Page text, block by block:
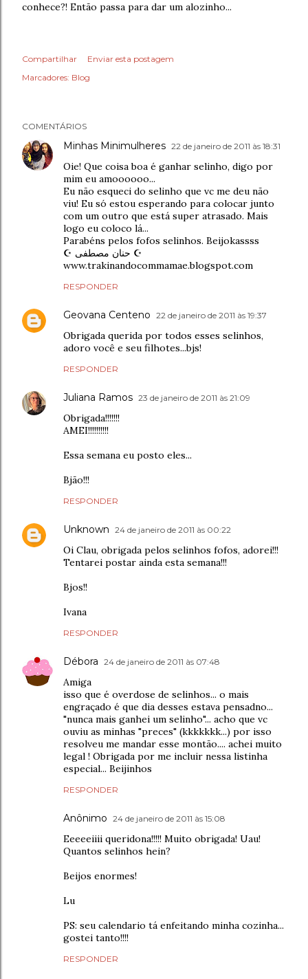
conhece?! Então passa para dar um alozinho...
Compartilhar
Enviar esta postagem
Marcadores: Blog
COMENTÁRIOS
Minhas Minimulheres 22 de janeiro de 2011 às 18:31
Oie! Que coisa boa é ganhar selinho, digo por
mim eu amoooooo...
Eu não esqueci do selinho que vc me deu não
viu! Eu só estou esperando para colocar junto
com um outro que está super atrasado. Mais
logo eu coloco lá...
Parabéns pelos fofos selinhos. Beijokassss
☪ حنان مصطفى ☪
www.trakinandocommamae.blogspot.com
RESPONDER
Geovana Centeno 22 de janeiro de 2011 às 19:37
Obrigada querida por todos esses selinhos,
adoro você e seu filhotes...bjs!
RESPONDER
Juliana Ramos 23 de janeiro de 2011 às 21:09
Obrigada!!!!!!!
AMEI!!!!!!!!!!
Essa semana eu posto eles...
Bjão!!!
RESPONDER
Unknown 24 de janeiro de 2011 às 00:22
Oi Clau, obrigada pelos selinhos fofos, adorei!!!
Tentarei postar ainda esta semana!!!
Bjos!!
Ivana
RESPONDER
Débora 24 de janeiro de 2011 às 07:48
Amiga
isso que é overdose de selinhos... o mais
engraçado é que dia desses estava pensadno...
"nunca mais ganhei um selinho"... acho que vc
ouviu as minhas "preces" (kkkkkkk...) por isso
resolveu me mandar esse montão.... achei muito
legal ! Obrigada por me incluir nessa listinha
especial... Beijinhos
RESPONDER
Anônimo 24 de janeiro de 2011 às 15:08
Eeeeeiiii queridona!!!!! Muito obrigada! Uau!
Quantos selinhos hein?
Beijos enormes!
Lu
PS: seu calendario tá enfeitando minha cozinha...
gostei tanto!!!!
RESPONDER